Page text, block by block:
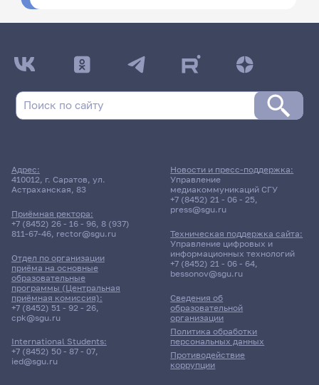
Адрес:
410012, г. Саратов, ул.
Астраханская, 83
Приёмная ректора:
+7 (8452) 26 - 16 - 96, 8 (937)
811-67-46, rector@sgu.ru
Отдел по организации
приёма на основные
образовательные
программы (Центральная
приёмная комиссия):
+7 (8452) 51 - 92 - 26,
cpk@sgu.ru
International Students:
+7 (8452) 50 - 87 - 07,
ied@sgu.ru
Сведения об
образовательной
организации
Политика обработки
персональных данных
Противодействие
коррупции
Новости и пресс-поддержка:
Управление
медиакоммуникаций СГУ
+7 (8452) 21 - 06 - 25,
press@sgu.ru
Техническая поддержка сайта:
Управление цифровых и
информационных технологий
+7 (8452) 21 - 06 - 64,
bessonov@sgu.ru